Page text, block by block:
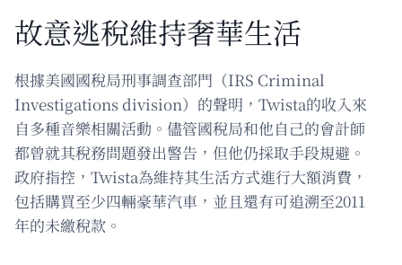
故意逃稅維持奢華生活
根據美國國稅局刑事調查部門（IRS Criminal
Investigations division）的聲明，Twista的收入來
自多種音樂相關活動。儘管國稅局和他自己的會計師
都曾就其稅務問題發出警告，但他仍採取手段規避。
政府指控，Twista為維持其生活方式進行大額消費，
包括購買至少四輛豪華汽車，並且還有可追溯至2011
年的未繳稅款。